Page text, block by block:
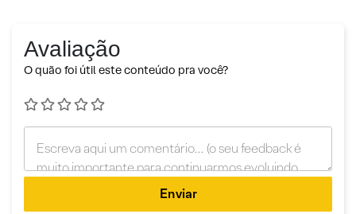
Avaliação
O quão foi útil este conteúdo pra você?
Enviar